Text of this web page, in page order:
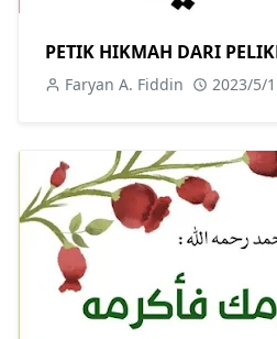
PETIK HIKMAH DARI
Faryan A. Fiddin 2023/5/1